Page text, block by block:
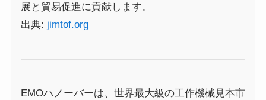
展と貿易促進に貢献します。
出典: jimtof.org
EMOハノーバーは、世界最大級の工作機械見本市